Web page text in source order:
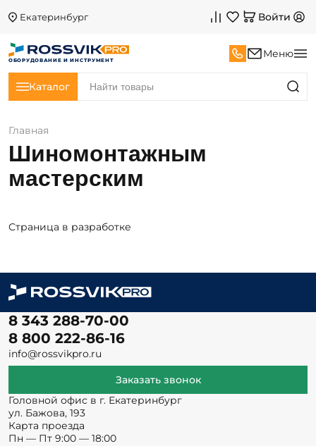
Екатеринбург Войти
ОБОРУДОВАНИЕ И ИНСТРУМЕНТ
Меню
Каталог
Главная
Шиномонтажным
мастерским
Страница в разработке
8 343 288-70-00
8 800 222-86-16
info@rossvikpro.ru
Заказать звонок
Головной офис в г. Екатеринбург
ул. Бажова, 193
Карта проезда
Пн — Пт 9:00 — 18:00